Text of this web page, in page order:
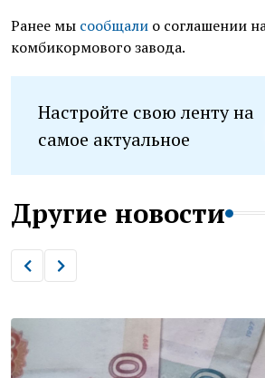
Ранее мы сообщали о соглашении
комбикормового завода.
Настройте свою ленту на
самое актуальное
Другие новости